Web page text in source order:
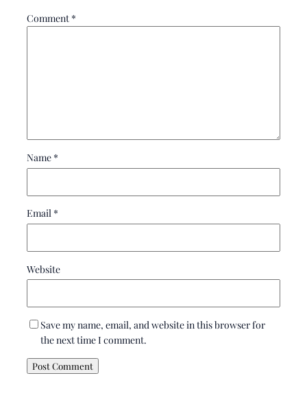
Comment *
Name *
Email *
Website
Save my name, email, and website in this browser for
the next time I comment.